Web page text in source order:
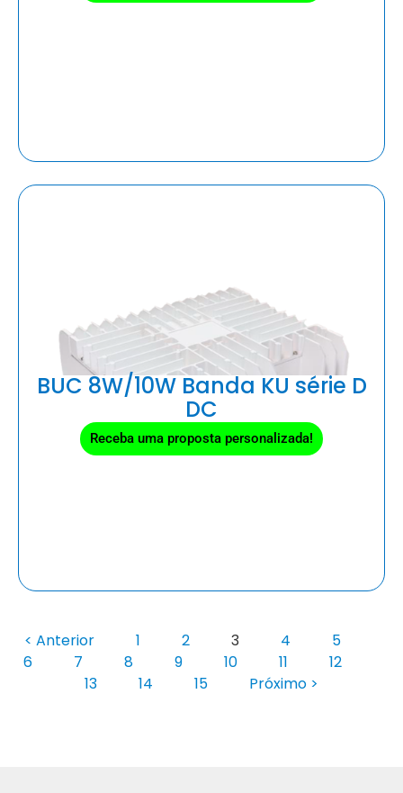
BUC 8W/10W Banda KU série D
DC
Receba uma proposta personalizada!
< Anterior 1 2 3 4
5
6
7 8 9 10 11
12
13
14 15 Próximo >